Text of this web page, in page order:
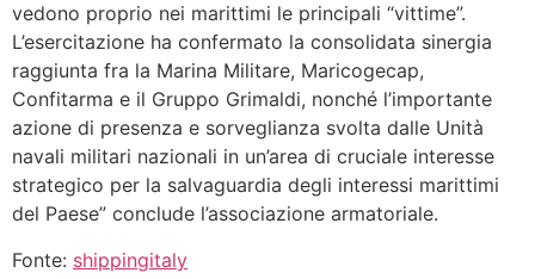
vedono proprio nei marittimi le principali “vittime”.
L’esercitazione ha confermato la consolidata sinergia
raggiunta fra la Marina Militare, Maricogecap,
Confitarma e il Gruppo Grimaldi, nonché l’importante
azione di presenza e sorveglianza svolta dalle Unità
navali militari nazionali in un’area di cruciale interesse
strategico per la salvaguardia degli interessi marittimi
del Paese” conclude l’associazione armatoriale.
Fonte: shippingitaly